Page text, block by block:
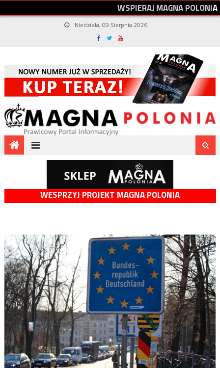
WSPIERAJMAGNAPOLONIA
Niedziela, 09 Sierpnia 2026
WESPRZYJ PROJEKT MAGNA POLONIA